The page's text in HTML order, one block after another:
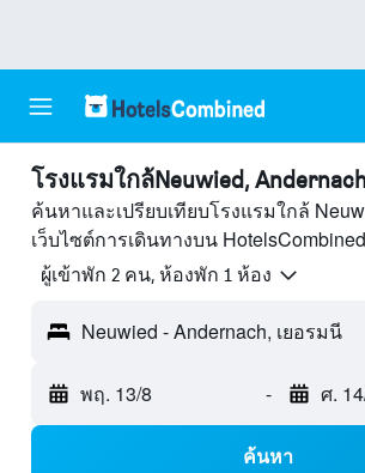
โรงแรมใกล้Neuwied,
ค้นหาและเปรียบเทียบโรงแรมใกล้
เว็บไซต์การเดินทางบน
ผู้เข้าพัก 2 คน, ห้องพัก 1 ห้อง
Neuwied - Andernach, เยอรมนี
พฤ. 13/8 - ศ.
ค้นหา